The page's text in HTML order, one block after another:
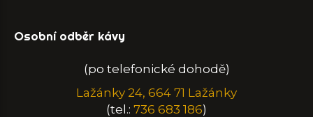
Osobní odběr kávy
(po telefonické dohodě)
Lažánky 24, 664 71 Lažánky
(tel.: 736 683 186)